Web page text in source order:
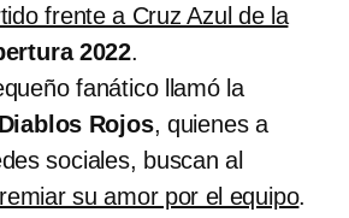
frente a Cruz Azul de la
2022.
fanático llamó la
Diablos Rojos, quienes a
sociales, buscan al
su amor por el equipo.